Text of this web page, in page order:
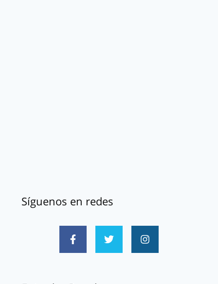
Síguenos en redes